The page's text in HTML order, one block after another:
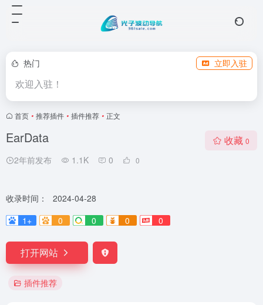
热门 立即入驻
欢迎入驻！
首页 • 推荐插件 • 插件推荐 • 正文
EarData
2年前发布 1.1K 0 0
收藏 0
收录时间：
2024-04-28
1+
0 0 0 0
打开网站
插件推荐